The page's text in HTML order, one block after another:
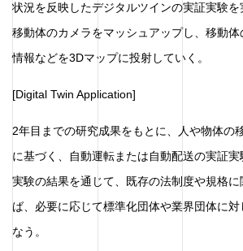
状況を反映したデジタルツインの実証実験を
移動体のカメラをマッシュアップし、移動
情報などを3Dマップに投射していく。
[Digital Twin Application]
2年目までの研究成果をもとに、人や物体の
に基づく、自動運転または自動配送の実証
実験の結果を通じて、既存の法制度や規格
ば、必要に応じて標準化団体や業界団体に対
なう。